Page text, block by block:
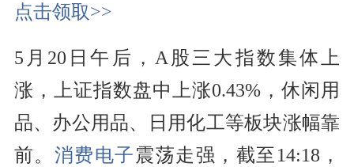
点击领取>>
5月20日午后，A股三大指数集体上
涨，上证指数盘中上涨0.43%，休闲用
品、办公用品、日用化工等板块涨幅靠
前。 消费电子震荡走强，截至14:18，